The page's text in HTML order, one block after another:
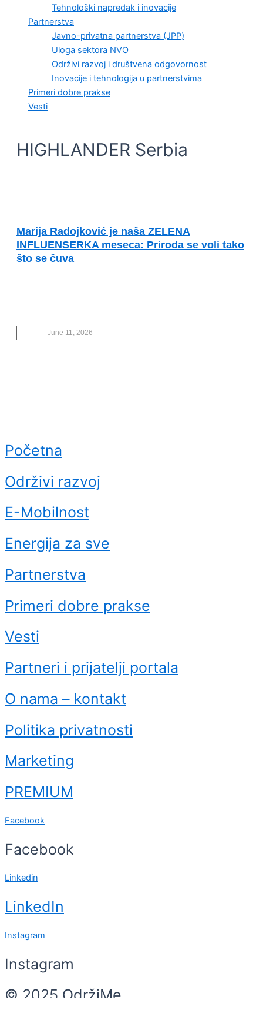
Tehnološki napredak i inovacije
Partnerstva
Javno-privatna partnerstva (JPP)
Uloga sektora NVO
Održivi razvoj i društvena odgovornost
Inovacije i tehnologija u partnerstvima
Primeri dobre prakse
Vesti
HIGHLANDER Serbia
Marija Radojković je naša ZELENA
INFLUENSERKA meseca: Priroda se voli tako
što se čuva
June 11, 2026
Početna
Održivi razvoj
E-Mobilnost
Energija za sve
Partnerstva
Primeri dobre prakse
Vesti
Partneri i prijatelji portala
O nama – kontakt
Politika privatnosti
Marketing
PREMIUM
Facebook
Facebook
Linkedin
LinkedIn
Instagram
Instagram
© 2025 OdržiMe